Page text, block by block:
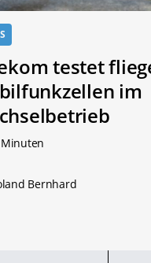
testet
im
Bernhard